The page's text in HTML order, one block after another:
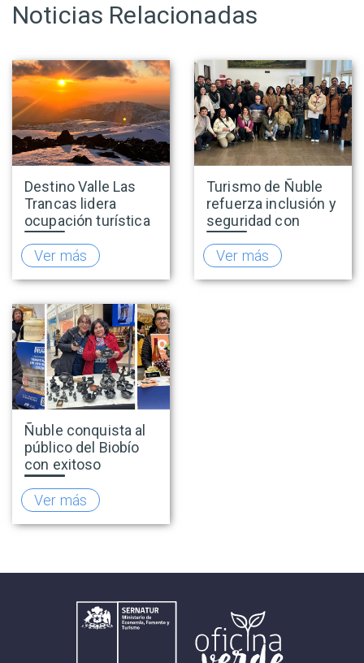
Noticias Relacionadas
Destino Valle Las
Trancas lidera
ocupación turística
nacional durante
vacaciones de
invierno y proyecta
una positiva
temporada
Ver más
Turismo de Ñuble
refuerza inclusión y
seguridad con
capacitaciones en
accesibilidad y
prevención de la
explotación sexual
Ver más
Ñuble conquista al
público del Biobío
con exitoso
lanzamiento de la
temporada de
invierno 2026
Ver más